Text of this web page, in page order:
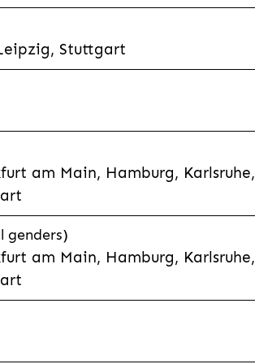
Stuttgart
am Main, Hamburg, Karlsruhe,
genders)
am Main, Hamburg, Karlsruhe,